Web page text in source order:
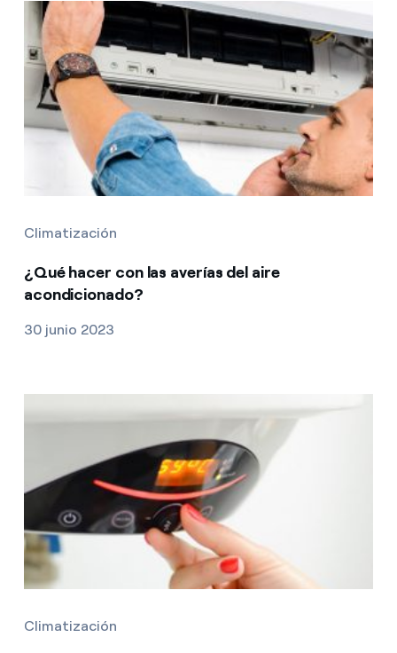
Climatización
¿Qué hacer con las averías del aire
acondicionado?
30 junio 2023
Climatización